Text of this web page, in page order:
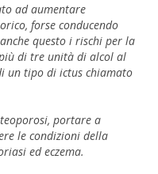
ad aumentare
forse conducendo
questo i rischi per la
di tre unità di alcol al
un tipo di ictus chiamato
portare a
le condizioni della
ed eczema.